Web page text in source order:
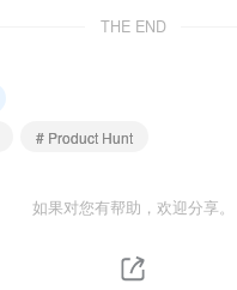
THE END
# Product Hunt
如果对您有帮助，欢迎分享。